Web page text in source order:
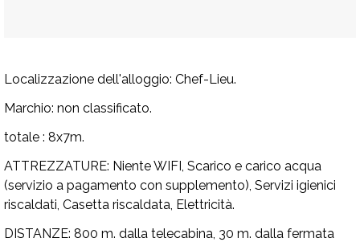
Localizzazione dell'alloggio: Chef-Lieu.
Marchio: non classificato.
totale : 8x7m.
ATTREZZATURE: Niente WIFI, Scarico e carico acqua
(servizio a pagamento con supplemento), Servizi igienici
riscaldati, Casetta riscaldata, Elettricità.
DISTANZE: 800 m. dalla telecabina, 30 m. dalla fermata